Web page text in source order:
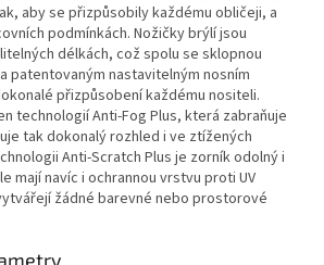
aby se přizpůsobily každému obličeji, a
podmínkách. Nožičky brýlí jsou
délkách, což spolu se sklopnou
patentovaným nastavitelným nosním
přizpůsobení každému nositeli.
technologií Anti-Fog Plus, která zabraňuje
tak dokonalý rozhled i ve ztížených
Anti-Scratch Plus je zorník odolný i
mají navíc i ochrannou vrstvu proti UV
žádné barevné nebo prostorové